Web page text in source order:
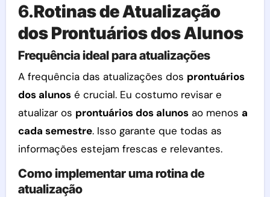
6.Rotinas de Atualização
dos Prontuários dos Alunos
Frequência ideal para atualizações
A frequência das atualizações dos prontuários
dos alunosé crucial. Eu costumo revisar e
atualizar os prontuários dos alunosao menos a
cada semestre. Isso garante que todas as
informações estejam frescas e relevantes.
Como implementar uma rotina de
atualização